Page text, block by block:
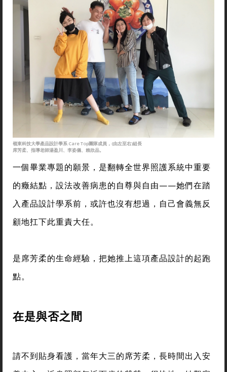
嶺東科技大學產品設計學系 Care Top團隊成員，(由左至右)組長
席芳柔、指導老師湯盈川、李姿儀、賴欣品。
一個畢業專題的願景，是翻轉全世界照護系統中重要
的癥結點，設法改善病患的自尊與自由——她們在踏
入產品設計學系前，或許也沒有想過，自己會義無反
顧地扛下此重責大任。
是席芳柔的生命經驗，把她推上這項產品設計的起跑
點。
在是與否之間
請不到貼身看護，當年大三的席芳柔，長時間出入安